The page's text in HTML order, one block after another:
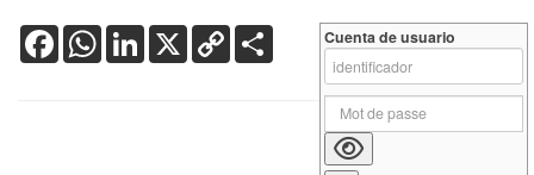
FacebookWhatsApp
LinkedIn
X Copy
Link
Cuenta de usuario